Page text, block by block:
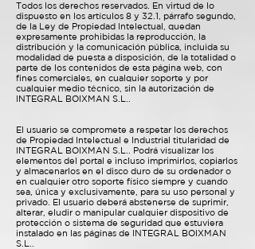
Todos los derechos reservados. En virtud de lo
dispuesto en los artículos 8 y 32.1, párrafo segundo,
de la Ley de Propiedad Intelectual, quedan
expresamente prohibidas la reproducción, la
distribución y la comunicación pública, incluida su
modalidad de puesta a disposición, de la totalidad o
parte de los contenidos de esta página web, con
fines comerciales, en cualquier soporte y por
cualquier medio técnico, sin la autorización de
INTEGRAL BOIXMAN S.L..
El usuario se compromete a respetar los derechos
de Propiedad Intelectual e Industrial titularidad de
INTEGRAL BOIXMAN S.L.. Podrá visualizar los
elementos del portal e incluso imprimirlos, copiarlos
y almacenarlos en el disco duro de su ordenador o
en cualquier otro soporte físico siempre y cuando
sea, única y exclusivamente, para su uso personal y
privado. El usuario deberá abstenerse de suprimir,
alterar, eludir o manipular cualquier dispositivo de
protección o sistema de seguridad que estuviera
instalado en las páginas de INTEGRAL BOIXMAN
S.L..